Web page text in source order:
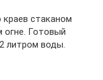
стаканом
огне. Готовый
литром воды.